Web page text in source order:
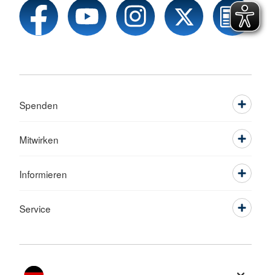
Spenden
Mitwirken
Informieren
Service
Sprache wechseln zu